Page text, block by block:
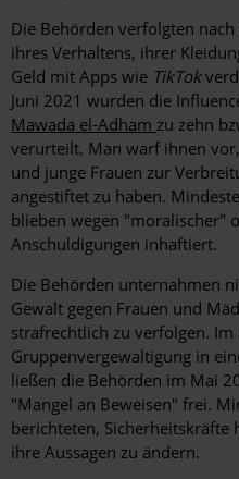
Die Behörden verfolgten
ihres Verhaltens, ihrer
Geld mit Apps wie TikTok
Juni 2021 wurden die
Mawada el-Adham zu zehn
verurteilt. Man warf ihnen
und junge Frauen zur
angestiftet zu haben.
blieben wegen "moralischer"
Anschuldigungen inhaftiert.
Die Behörden unternahmen
Gewalt gegen Frauen und
strafrechtlich zu verfolgen. Im
Gruppenvergewaltigung in
ließen die Behörden im Mai
"Mangel an Beweisen" frei.
berichteten, Sicherheitskräfte
ihre Aussagen zu ändern.